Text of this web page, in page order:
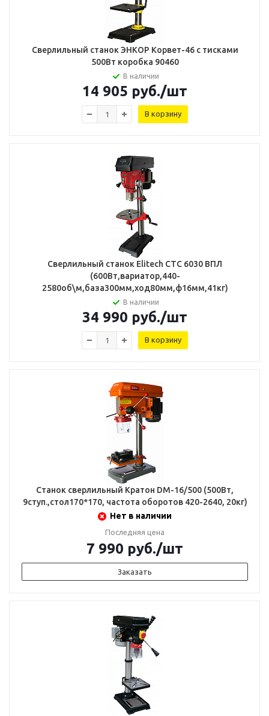
Сверлильный станок ЭНКОР Корвет-46 с тисками
500Вт коробка 90460
В наличии
14 905 руб./шт
В корзину
Сверлильный станок Elitech СТС 6030 ВПЛ
(600Вт,вариатор,440-
2580об\м,база300мм,ход80мм,ф16мм,41кг)
В наличии
34 990 руб./шт
В корзину
Станок сверлильный Кратон DM-16/500 (500Вт,
9ступ.,стол170*170, частота оборотов 420-2640, 20кг)
Нет в наличии
Последняя цена
7 990 руб./шт
Заказать